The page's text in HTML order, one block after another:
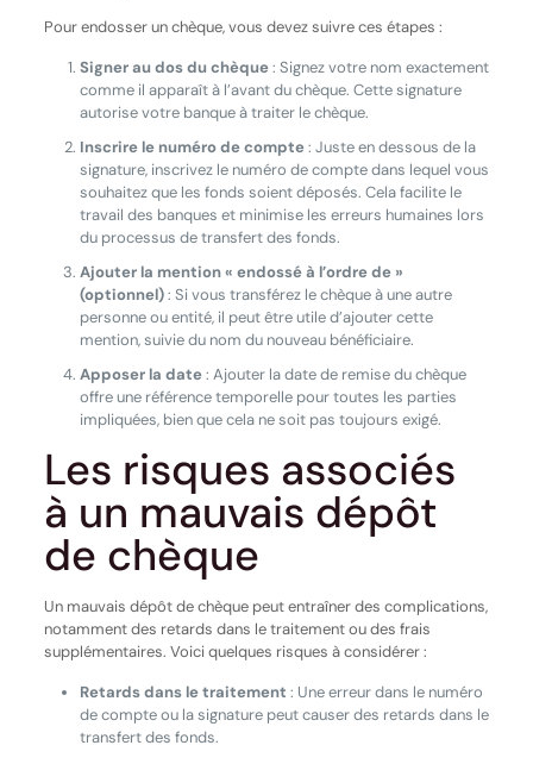
Pour endosser un chèque, vous devez suivre ces étapes :
Signer au dos du chèque: Signez votre nom exactement
comme il apparaît à l’avant du chèque. Cette signature
autorise votre banque à traiter le chèque.
Inscrire le numéro de compte: Juste en dessous de la
signature, inscrivez le numéro de compte dans lequel vous
souhaitez que les fonds soient déposés. Cela facilite le
travail des banques et minimise les erreurs humaines lors
du processus de transfert des fonds.
Ajouter la mention « endossé à l’ordre de »
(optionnel): Si vous transférez le chèque à une autre
personne ou entité, il peut être utile d’ajouter cette
mention, suivie du nom du nouveau bénéficiaire.
Apposer la date: Ajouter la date de remise du chèque
offre une référence temporelle pour toutes les parties
impliquées, bien que cela ne soit pas toujours exigé.
Les risques associés
à un mauvais dépôt
de chèque
Un mauvais dépôt de chèque peut entraîner des complications,
notamment des retards dans le traitement ou des frais
supplémentaires. Voici quelques risques à considérer :
Retards dans le traitement : Une erreur dans le numéro
de compte ou la signature peut causer des retards dans le
transfert des fonds.